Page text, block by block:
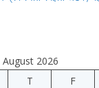
August 2026
T F